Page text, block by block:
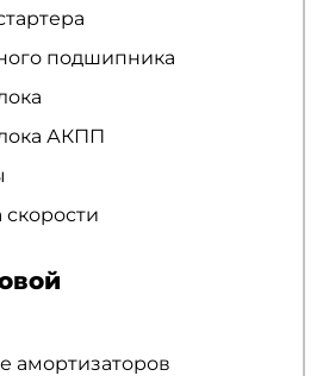
подшипника
АКПП
скорости
амортизаторов